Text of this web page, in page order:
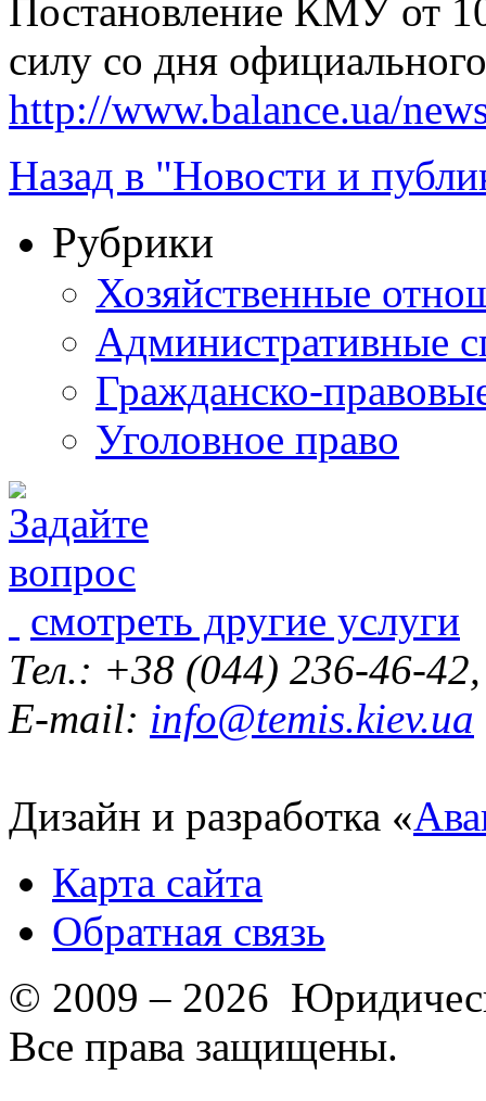
Постановление КМУ от
силу со дня
http://www.balance.ua/
Назад в "Новости и
Рубрики
Хозяйственные
Административные
Гражданско-
Уголовное право
смотреть другие услуги
Тел.: +38 (044) 236-46-
E-mail: info@temis.kiev.ua
Дизайн и разработка «
Карта сайта
Обратная связь
© 2009 – 2026
Все права защищены.